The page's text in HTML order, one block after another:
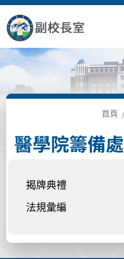
首頁
醫學院籌備處
揭牌典禮
法規彙編